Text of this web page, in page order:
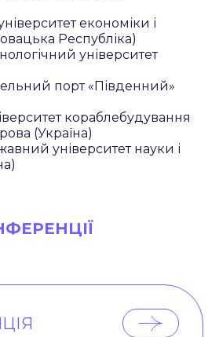
економіки і
Республіка)
університет
порт «Південний»
кораблебудування
(Україна)
університет науки і